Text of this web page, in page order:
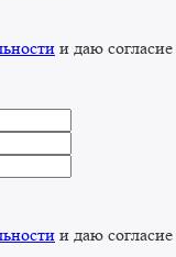
и даю согласие
и даю согласие